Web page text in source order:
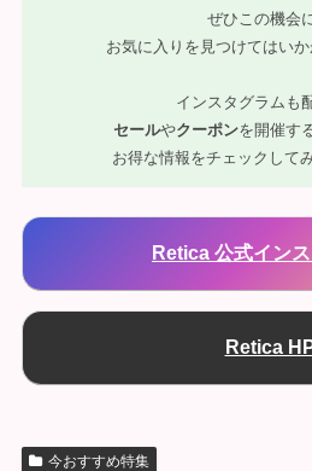
ぜひこの機会に
お気に入りを見つけてはい
インスタグラムも
セールやクーポンを開催す
お得な情報をチェックして
Retica 公式イン
Retica
今おすすめ特集